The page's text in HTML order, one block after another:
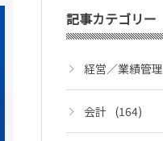
記事カテゴリー
経営／業績管理
会計 (164)